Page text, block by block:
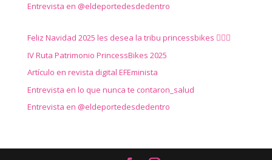
Entrevista en @eldeportedesdedentro
Feliz Navidad 2025 les desea la tribu princessbikes 🚴‍♀️✨
IV Ruta Patrimonio PrincessBikes 2025
Artículo en revista digital EFEminista
Entrevista en lo que nunca te contaron_salud
Entrevista en @eldeportedesdedentro